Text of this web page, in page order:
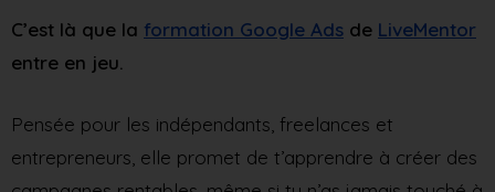
C’est là que la formation Google Ads de LiveMentor
entre en jeu.
Pensée pour les indépendants, freelances et
entrepreneurs, elle promet de t’apprendre à créer des